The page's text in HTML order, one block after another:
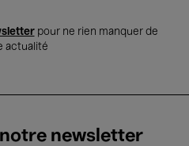
pour ne rien manquer de
actualité
newsletter